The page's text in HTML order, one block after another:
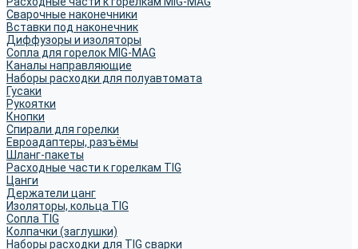
Сварочные наконечники
Вставки под наконечник
Диффузоры и изоляторы
Сопла для горелок MIG-MAG
Каналы направляющие
Наборы расходки для полуавтомата
Гусаки
Рукоятки
Кнопки
Спирали для горелки
Евроадаптеры, разъёмы
Шланг-пакеты
Расходные части к горелкам TIG
Цанги
Держатели цанг
Изоляторы, кольца TIG
Сопла TIG
Колпачки (заглушки)
Наборы расходки для TIG сварки